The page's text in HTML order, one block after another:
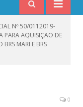
Nº 50/0112019-
PARA AQUISIÇAO DE
MARI E BRS
0